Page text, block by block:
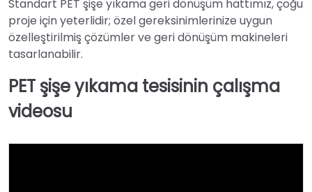
Standart PET şişe yıkama geri dönüşüm hattımız, çoğu
proje için yeterlidir; özel gereksinimlerinize uygun
özelleştirilmiş çözümler ve geri dönüşüm makineleri
tasarlanabilir.
PET şişe yıkama tesisinin çalışma
videosu